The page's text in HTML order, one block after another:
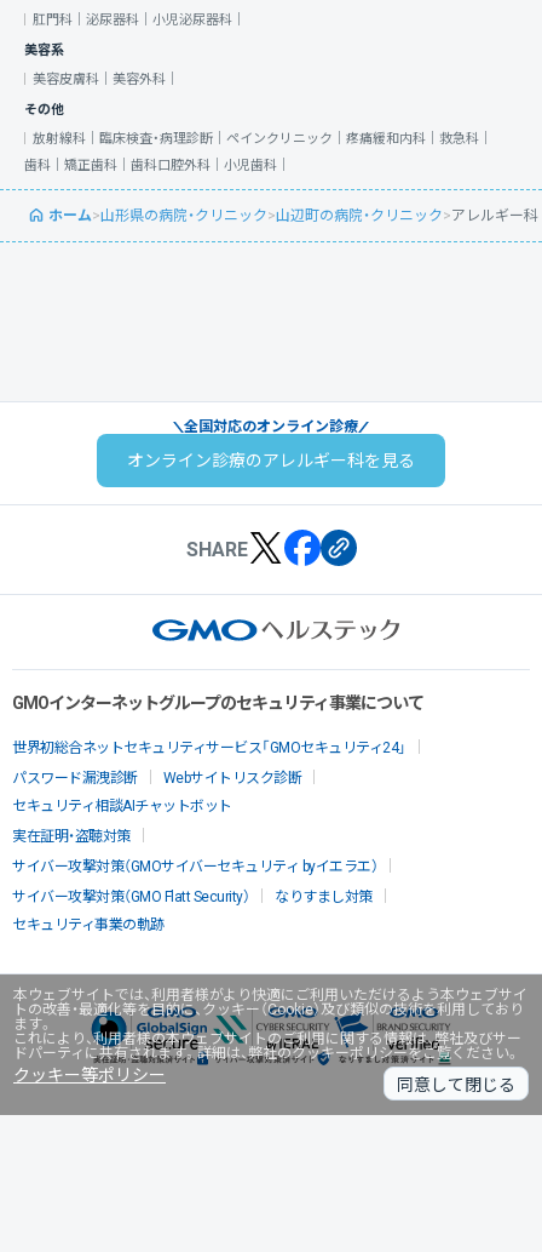
本ウェブサイトでは、利用者様がより快適にご利用いただけるよう本ウェブサイ
トの改善・最適化等を目的に、クッキー（Cookie）及び類似の技術を利用しており
ます。
これにより、利用者様の本ウェブサイトのご利用に関する情報は、弊社及びサー
ドパーティに共有されます。詳細は、弊社のクッキーポリシーをご覧ください。
クッキー等ポリシー 同意して閉じる
肛門科｜ 泌尿器科｜ 小児泌尿器科｜
美容系
美容皮膚科｜ 美容外科｜
その他
放射線科｜ 臨床検査・病理診断｜ ペインクリニック｜ 疼痛緩和内科｜ 救急科｜
歯科｜ 矯正歯科｜ 歯科口腔外科｜ 小児歯科｜
ホーム>山形県の病院・クリニック>山辺町の病院・クリニック>アレルギー科
全国対応のオンライン診療
オンライン診療のアレルギー科を見る
SHARE
GMOインターネットグループのセキュリティ事業について
世界初総合ネットセキュリティサービス「GMOセキュリティ24」
パスワード漏洩診断
Webサイトリスク診断
セキュリティ相談AIチャットボット
実在証明・盗聴対策
サイバー攻撃対策（GMOサイバーセキュリティ byイエラエ）
サイバー攻撃対策（GMO Flatt Security）
なりすまし対策
セキュリティ事業の軌跡